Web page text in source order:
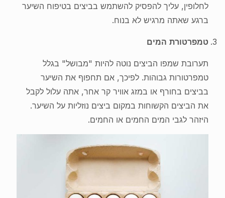
לחלופין, עליך להפסיק להשתמש בביצים בטיפוח השיער
ברגע שאתה מרגיש לא בנוח.
טמפרטורת המים
תערובת שמפו הביצים נוטה להיות "מבושל" בגלל
טמפרטורות גבוהות. לפיכך, אם תחפוף את השיער
בביצים בחורף או במזג אוויר קר אחר, אתה עלול לקבל
את הביצים הקשוחות במקום ביצים נוזליות על השיער.
היזהר לגבי המים החמים או החמים.